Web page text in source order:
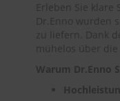
Erleben Sie klare
Dr.Enno wurden
zu liefern. Dank
mühelos über
Warum Dr.Enno